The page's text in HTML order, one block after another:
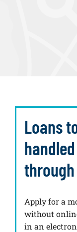
Loans
Apply for a
without
in an